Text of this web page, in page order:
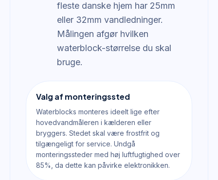
fleste danske hjem har 25mm
eller 32mm vandledninger.
Målingen afgør hvilken
waterblock-størrelse du skal
bruge.
Valg af monteringssted
Waterblocks monteres ideelt lige efter
hovedvandmåleren i kælderen eller
bryggers. Stedet skal være frostfrit og
tilgængeligt for service. Undgå
monteringssteder med høj luftfugtighed over
85%, da dette kan påvirke elektronikken.